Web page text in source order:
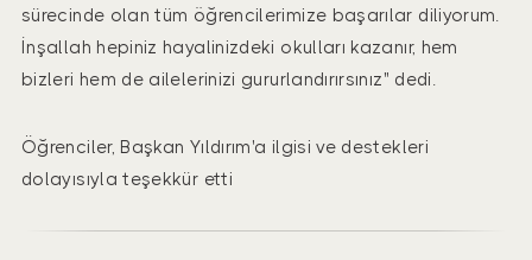
sürecinde olan tüm öğrencilerimize başarılar diliyorum.
İnşallah hepiniz hayalinizdeki okulları kazanır, hem
bizleri hem de ailelerinizi gururlandırırsınız" dedi.
Öğrenciler, Başkan Yıldırım'a ilgisi ve destekleri
dolayısıyla teşekkür etti